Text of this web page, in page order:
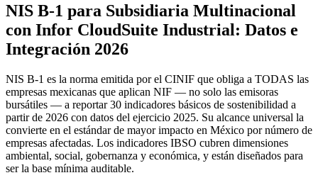
NIS B-1 para Subsidiaria Multinacional
con Infor CloudSuite Industrial: Datos e
Integración 2026
NIS B-1 es la norma emitida por el CINIF que obliga a TODAS las
empresas mexicanas que aplican NIF — no solo las emisoras
bursátiles — a reportar 30 indicadores básicos de sostenibilidad a
partir de 2026 con datos del ejercicio 2025. Su alcance universal la
convierte en el estándar de mayor impacto en México por número de
empresas afectadas. Los indicadores IBSO cubren dimensiones
ambiental, social, gobernanza y económica, y están diseñados para
ser la base mínima auditable.